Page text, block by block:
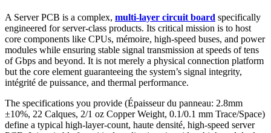
A Server PCB is a complex, multi-layer circuit board specifically
engineered for server-class products. Its critical mission is to host
core components like CPUs, mémoire, high-speed buses, and power
modules while ensuring stable signal transmission at speeds of tens
of Gbps and beyond. It is not merely a physical connection platform
but the core element guaranteeing the system’s signal integrity,
intégrité de puissance, and thermal performance.
The specifications you provide (Épaisseur du panneau: 2.8mm
±10%, 22 Calques, 2/1 oz Copper Weight, 0.1/0.1 mm Trace/Space)
define a typical high-layer-count, haute densité, high-speed server